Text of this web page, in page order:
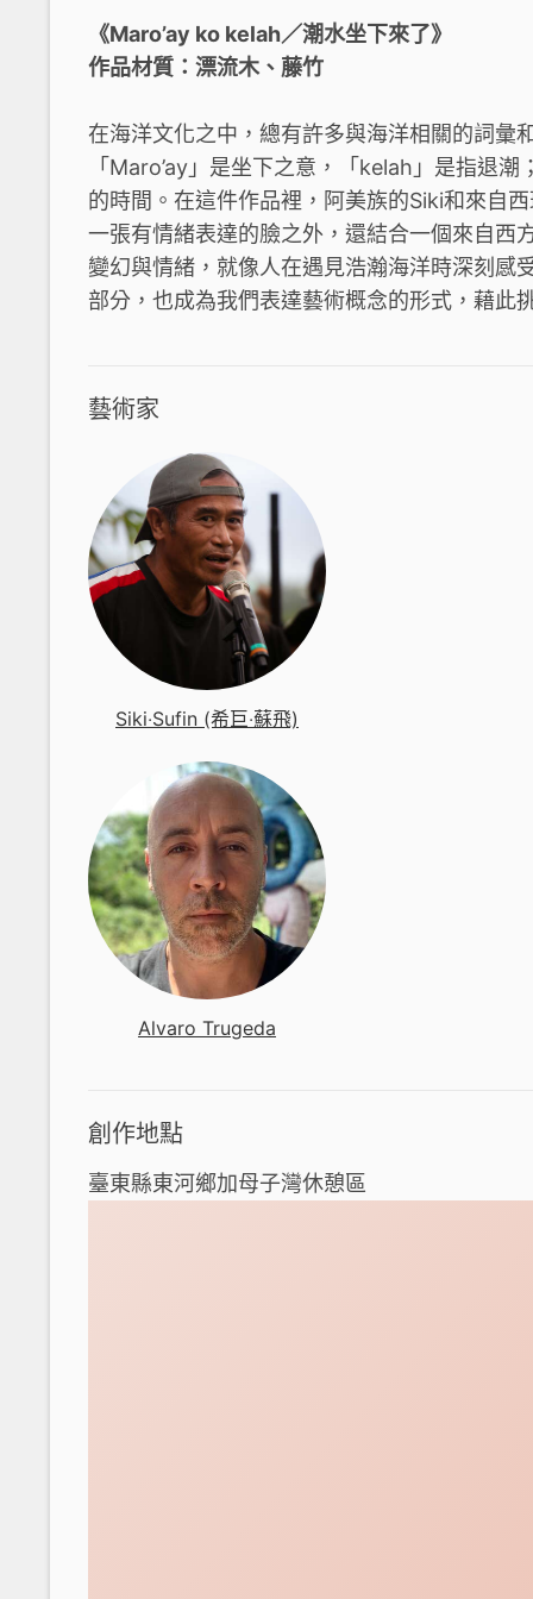
《Maro’ay ko kelah／潮水坐下來了》
作品材質：漂流木、藤竹
在海洋文化之中，總有許多與海洋相關的詞彙
「Maro’ay」是坐下之意，「kelah」是指退
的時間。在這件作品裡，阿美族的Siki和來自
一張有情緒表達的臉之外，還結合一個來自西
變幻與情緒，就像人在遇見浩瀚海洋時深刻感
部分，也成為我們表達藝術概念的形式，藉此
藝術家
Siki‧Sufin (希巨‧蘇飛)
Alvaro Trugeda
創作地點
臺東縣東河鄉加母子灣休憩區